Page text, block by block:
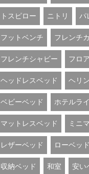
トスピロー ニトリ パ
フットベンチ フレンチ
フレンチシャビー フロ
ヘッドレスベッド ヘリ
ベビーベッド ホテルラ
マットレスベッド ミニ
レザーベッド ローベッド
収納ベッド 和室 安い